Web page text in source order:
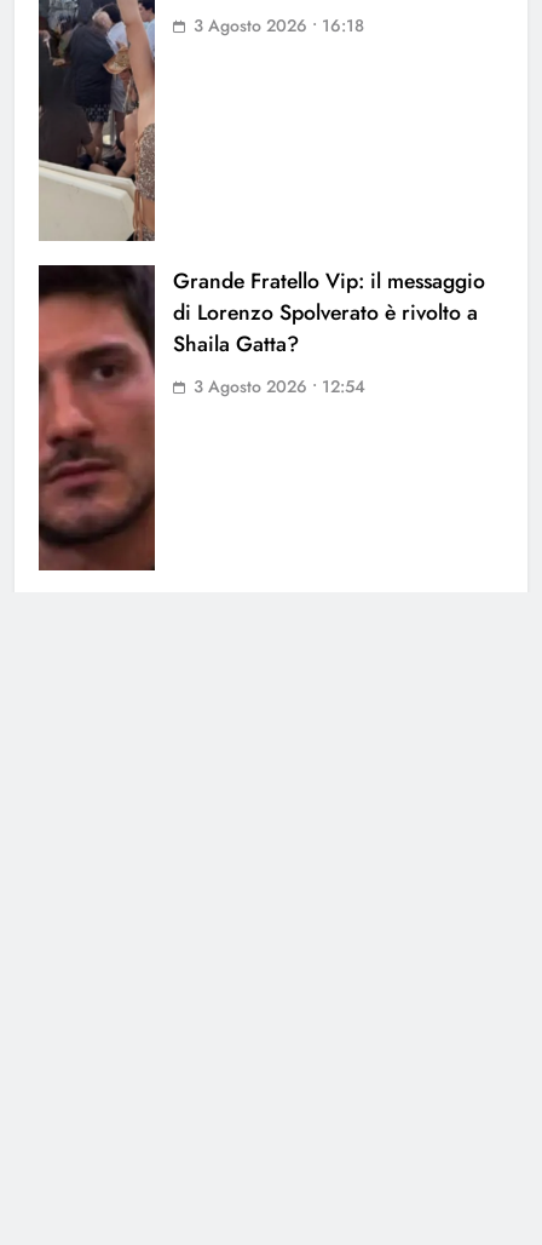
3 Agosto 2026 • 16:18
Grande Fratello Vip: il messaggio
di Lorenzo Spolverato è rivolto a
Shaila Gatta?
3 Agosto 2026 • 12:54